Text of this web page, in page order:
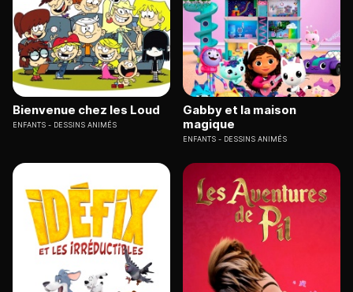
Bienvenue chez les Loud
ENFANTS DESSINS ANIMÉS
Gabby et la maison
magique
ENFANTS DESSINS ANIMÉS